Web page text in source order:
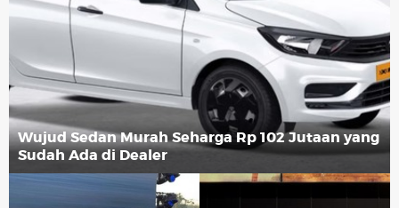
Wujud Sedan Murah Seharga Rp 102 Jutaan yang
Sudah Ada di Dealer